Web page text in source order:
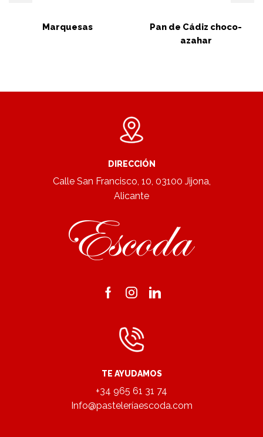
Marquesas
Pan de Cádiz choco-
azahar
DIRECCIÓN
Calle San Francisco, 10, 03100 Jijona,
Alicante
Facebook
Instagram
Linkedin
TE AYUDAMOS
+34 965 61 31 74
Info@pasteleríaescoda.com